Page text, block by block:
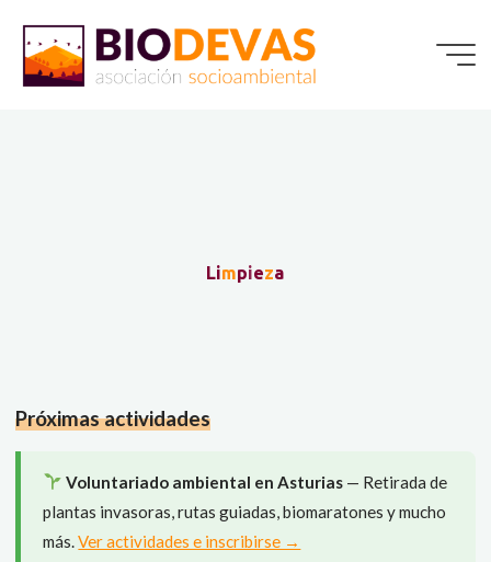
contenido
Limpieza
Próximas actividades
Voluntariado ambiental en Asturias— Retirada de
plantas invasoras, rutas guiadas, biomaratones y mucho
más.Ver actividades e inscribirse →